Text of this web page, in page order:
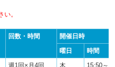
。
回数・時間
開催日時
曜日
時間
週1回×月4回
木 15:50～